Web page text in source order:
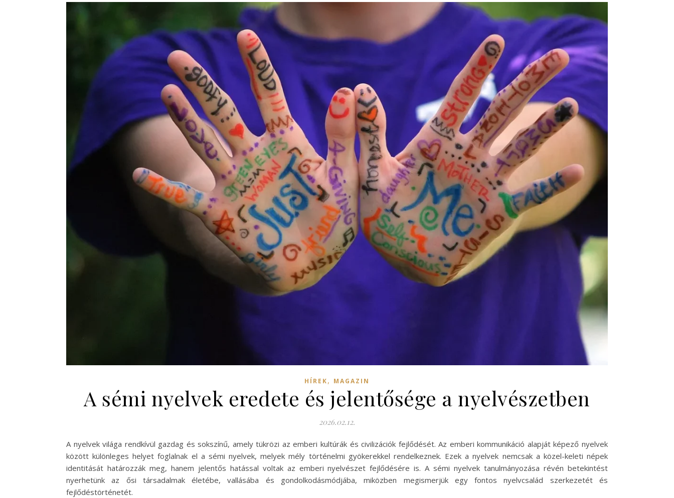
HÍREK, MAGAZIN
A sémi nyelvek eredete és jelentősége a nyelvészetben
2026.02.12.
A nyelvek világa rendkívül gazdag és sokszínű, amely tükrözi az emberi kultúrák és civilizációk fejlődését. Az emberi kommunikáció alapját képező nyelvek
között különleges helyet foglalnak el a sémi nyelvek, melyek mély történelmi gyökerekkel rendelkeznek. Ezek a nyelvek nemcsak a közel-keleti népek
identitását határozzák meg, hanem jelentős hatással voltak az emberi nyelvészet fejlődésére is. A sémi nyelvek tanulmányozása révén betekintést
nyerhetünk az ősi társadalmak életébe, vallásába és gondolkodásmódjába, miközben megismerjük egy fontos nyelvcsalád szerkezetét és
fejlődéstörténetét.